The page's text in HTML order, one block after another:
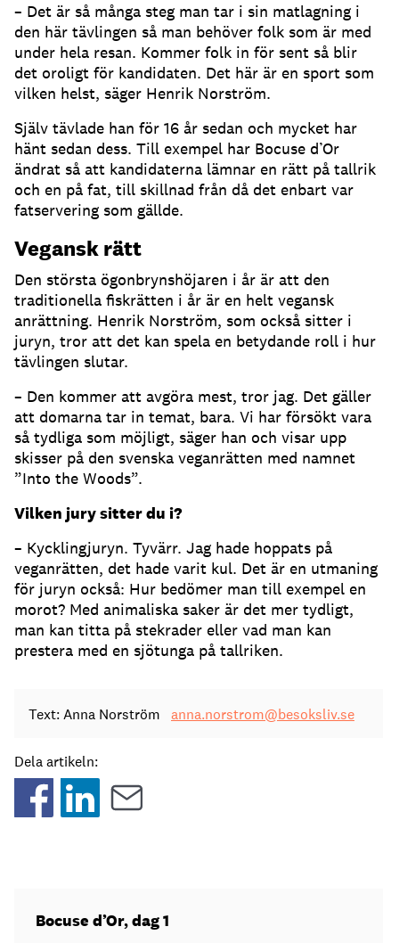
– Det är så många steg man tar i sin matlagning i
den här tävlingen så man behöver folk som är med
under hela resan. Kommer folk in för sent så blir
det oroligt för kandidaten. Det här är en sport som
vilken helst, säger Henrik Norström.
Själv tävlade han för 16 år sedan och mycket har
hänt sedan dess. Till exempel har Bocuse d’Or
ändrat så att kandidaterna lämnar en rätt på tallrik
och en på fat, till skillnad från då det enbart var
fatservering som gällde.
Vegansk rätt
Den största ögonbrynshöjaren i år är att den
traditionella fiskrätten i år är en helt vegansk
anrättning. Henrik Norström, som också sitter i
juryn, tror att det kan spela en betydande roll i hur
tävlingen slutar.
– Den kommer att avgöra mest, tror jag. Det gäller
att domarna tar in temat, bara. Vi har försökt vara
så tydliga som möjligt, säger han och visar upp
skisser på den svenska veganrätten med namnet
”Into the Woods”.
Vilken jury sitter du i?
– Kycklingjuryn. Tyvärr. Jag hade hoppats på
veganrätten, det hade varit kul. Det är en utmaning
för juryn också: Hur bedömer man till exempel en
morot? Med animaliska saker är det mer tydligt,
man kan titta på stekrader eller vad man kan
prestera med en sjötunga på tallriken.
Text: Anna Norström anna.norstrom@besoksliv.se
Dela artikeln:
Bocuse d’Or, dag 1